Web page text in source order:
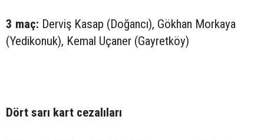
3 maç: Derviş Kasap (Doğancı), Gökhan Morkaya
(Yedikonuk), Kemal Uçaner (Gayretköy)
Dört sarı kart cezalıları